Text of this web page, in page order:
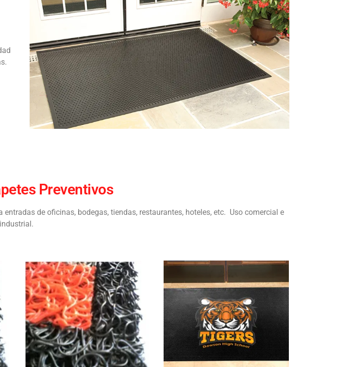
Preventivos
de oficinas, bodegas, tiendas, restaurantes, hoteles, etc. Uso comercial e
industrial.